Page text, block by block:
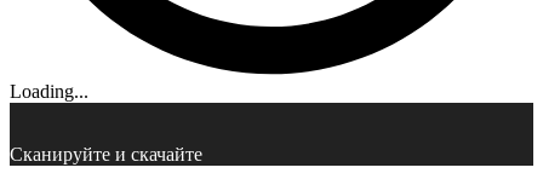
Loading...
Сканируйте и скачайте